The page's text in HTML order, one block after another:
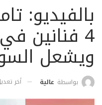
بالفيديو:
4 فنانين
ويشعل
بواسطة عالية أخر